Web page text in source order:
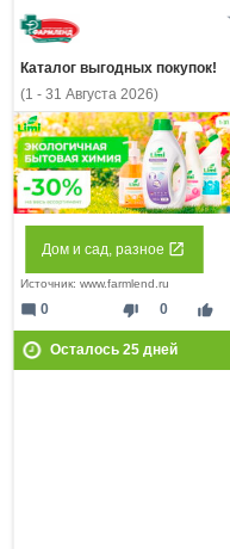
Каталог выгодных покупок!
(1 - 31 Августа 2026)
Дом и сад, разное
Источник: www.farmlend.ru
thumb_down 0 thumb_up
mode_comment 0
Осталось 25дней